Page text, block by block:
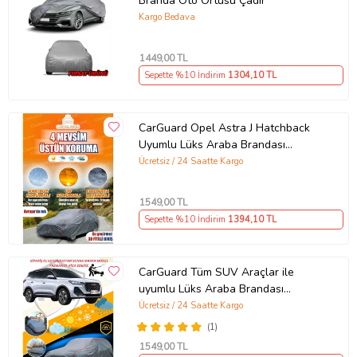
Kargo Bedava
1449,00 TL
Sepette %10 İndirim 1304,10 TL
CarGuard Opel Astra J Hatchback
Uyumlu Lüks Araba Brandası
Miflonlu Branda Oto Çadır Örtü
Ücretsiz / 24 Saatte Kargo
1549,00 TL
Sepette %10 İndirim 1394,10 TL
CarGuard Tüm SUV Araçlar ile
uyumlu Lüks Araba Brandası
Miflonlu Branda Oto Çadır Örtü
(1)
Ücretsiz / 24 Saatte Kargo
1549,00 TL